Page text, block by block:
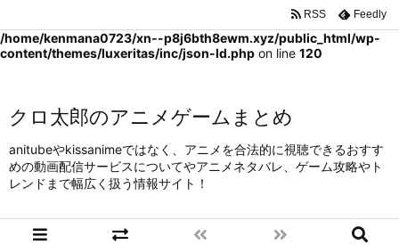
/home/kenmana0723/xn--p8j6bth8ewm.xyz/public_html/wp-
content/themes/luxeritas/inc/json-ld.php on line 120
クロ太郎のアニメゲームまとめ
anitubeやkissanimeではなく、アニメを合法的に視聴できるおすす
めの動画配信サービスについてやアニメネタバレ、ゲーム攻略やト
レンドまで幅広く扱う情報サイト！
RSS Feedly